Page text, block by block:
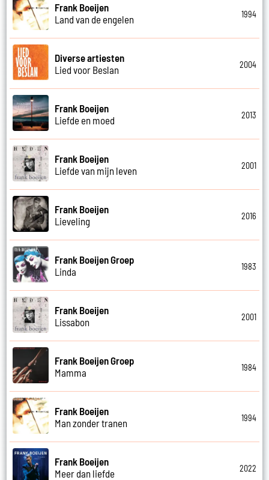
Frank Boeijen
Land van de engelen
1994
Diverse artiesten
Lied voor Beslan
2004
Frank Boeijen
Liefde en moed
2013
Frank Boeijen
Liefde van mijn leven
2001
Frank Boeijen
Lieveling
2016
Frank Boeijen Groep
Linda
1983
Frank Boeijen
Lissabon
2001
Frank Boeijen Groep
Mamma
1984
Frank Boeijen
Man zonder tranen
1994
Frank Boeijen
Meer dan liefde
2022